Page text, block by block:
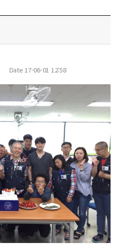
Date 17-06-01 12:58